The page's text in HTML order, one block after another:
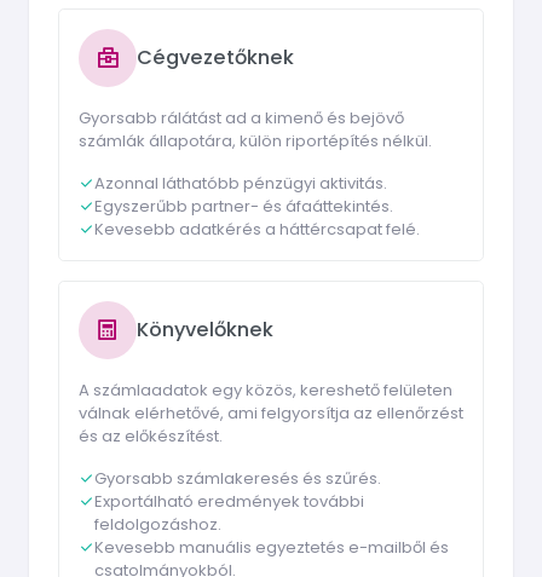
Cégvezetőknek
Gyorsabb rálátást ad a kimenő és bejövő
számlák állapotára, külön riportépítés nélkül.
Azonnal láthatóbb pénzügyi aktivitás.
Egyszerűbb partner- és áfaáttekintés.
Kevesebb adatkérés a háttércsapat felé.
Könyvelőknek
A számlaadatok egy közös, kereshető felületen
válnak elérhetővé, ami felgyorsítja az ellenőrzést
és az előkészítést.
Gyorsabb számlakeresés és szűrés.
Exportálható eredmények további
feldolgozáshoz.
Kevesebb manuális egyeztetés e-mailből és
csatolmányokból.